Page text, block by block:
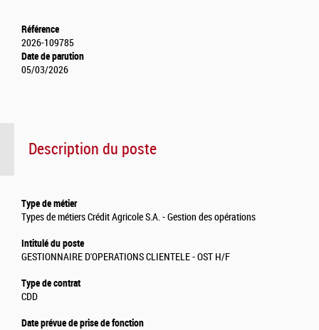
Description du poste
Type de métier
Types de métiers Crédit Agricole S.A. - Gestion des opérations
Intitulé du poste
GESTIONNAIRE D'OPERATIONS CLIENTELE - OST H/F
Type de contrat
CDD
Date prévue de prise de fonction
Référence
2026-109785
Date de parution
05/03/2026